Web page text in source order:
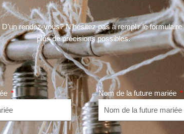
D’un rendez-vous? N’hésitez pas à remplir le
plus de précisions possibles.
Nom de la future mariée